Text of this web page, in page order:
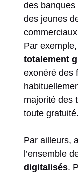
des banques
des jeunes
Par exemple,
totalement
exonéré des
majorité des
toute gratuité.
Par ailleurs,
l’ensemble
digitalisés.